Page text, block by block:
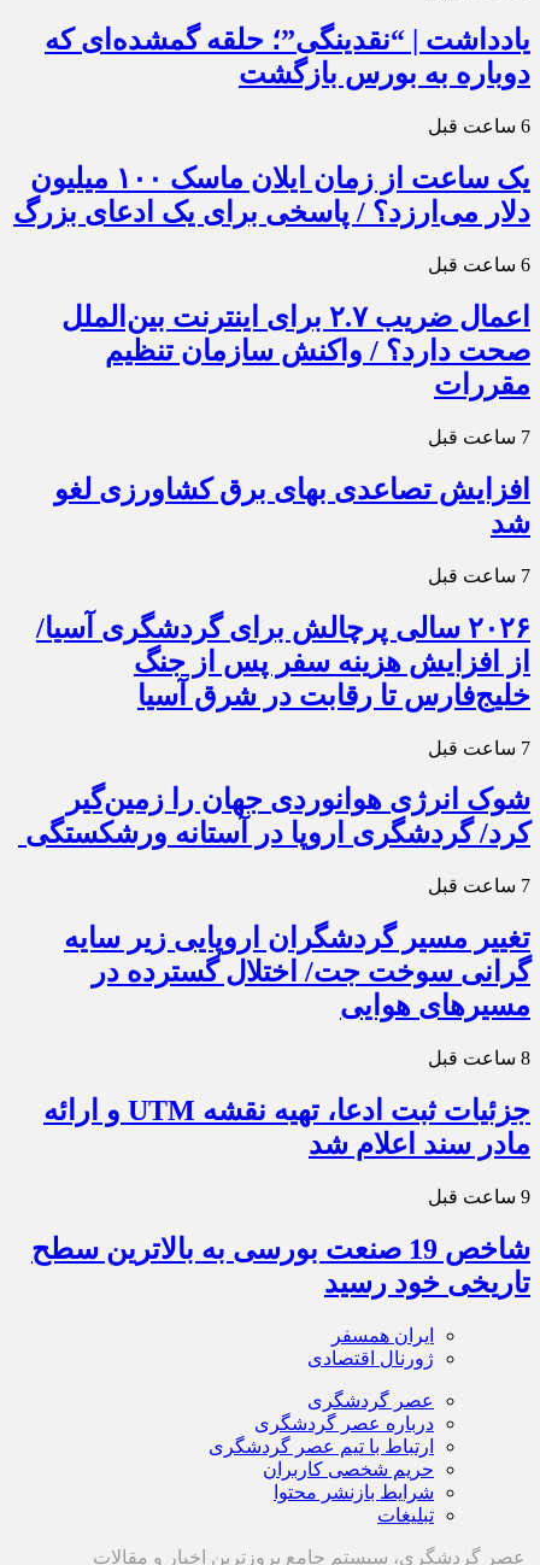
یادداشت | “نقدینگی”؛ حلقه گمشده‌ای که
دوباره به بورس بازگشت
6 ساعت قبل
یک ساعت از زمان ایلان ماسک ۱۰۰ میلیون
دلار می‌ارزد؟ / پاسخی برای یک ادعای بزرگ
6 ساعت قبل
اعمال ضریب ۲.۷ برای اینترنت بین‌الملل
صحت دارد؟ / واکنش سازمان تنظیم
مقررات
7 ساعت قبل
افزایش تصاعدی بهای برق کشاورزی لغو
شد
7 ساعت قبل
۲۰۲۶ سالی پرچالش برای گردشگری آسیا/
از افزایش هزینه سفر پس از جنگ
خلیج‌فارس تا رقابت در شرق آسیا
7 ساعت قبل
شوک انرژی هوانوردی جهان را زمین‌گیر
کرد/ گردشگری اروپا در آستانه ورشکستگی
7 ساعت قبل
تغییر مسیر گردشگران اروپایی زیر سایه
گرانی سوخت جت/ اختلال گسترده در
مسیرهای هوایی
8 ساعت قبل
جزئیات ثبت ادعا، تهیه نقشه UTM و ارائه
مادر سند اعلام شد
9 ساعت قبل
شاخص 19 صنعت بورسی به بالاترین سطح
تاریخی خود رسید
ایران همسفر
ژورنال اقتصادی
عصر گردشگری
درباره عصر گردشگری
ارتباط با تیم عصر گردشگری
حریم شخصی کاربران
شرایط بازنشر محتوا
تبلیغات
عصر گردشگری، سیستم جامع بروزترین اخبار و مقالات